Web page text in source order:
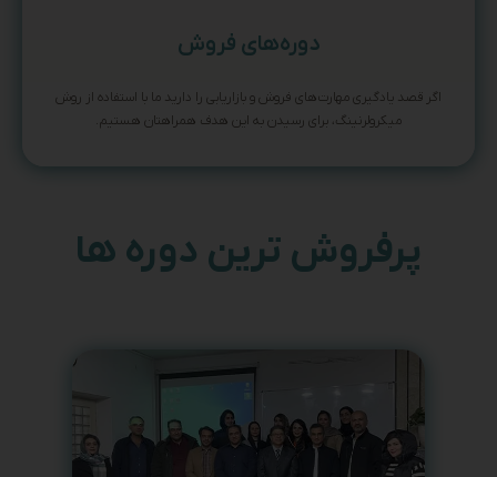
دوره‌های فروش
اگر قصد یادگیری مهارت‌های فروش و بازاریابی را دارید ما با استفاده از روش
میکرولرنینگ، برای رسیدن به این هدف همراهتان هستیم.
پرفروش ترین دوره ها